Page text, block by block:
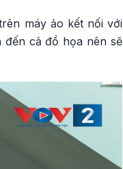
máy ảo kết nối với
đến cả đồ họa nên sẽ